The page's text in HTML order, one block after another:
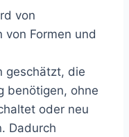
von
von Formen und
geschätzt, die
benötigen, ohne
oder neu
Dadurch